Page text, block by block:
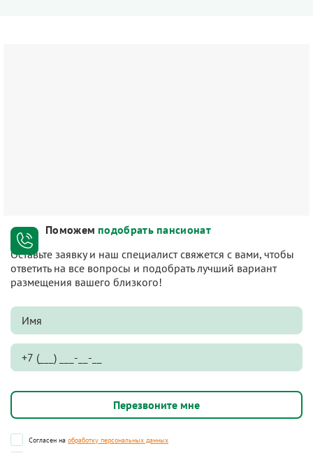
Поможем подобрать пансионат
Оставьте заявку и наш специалист свяжется с вами, чтобы
ответить на все вопросы и подобрать лучший вариант
размещения вашего близкого!
Согласен на обработку персональных данных